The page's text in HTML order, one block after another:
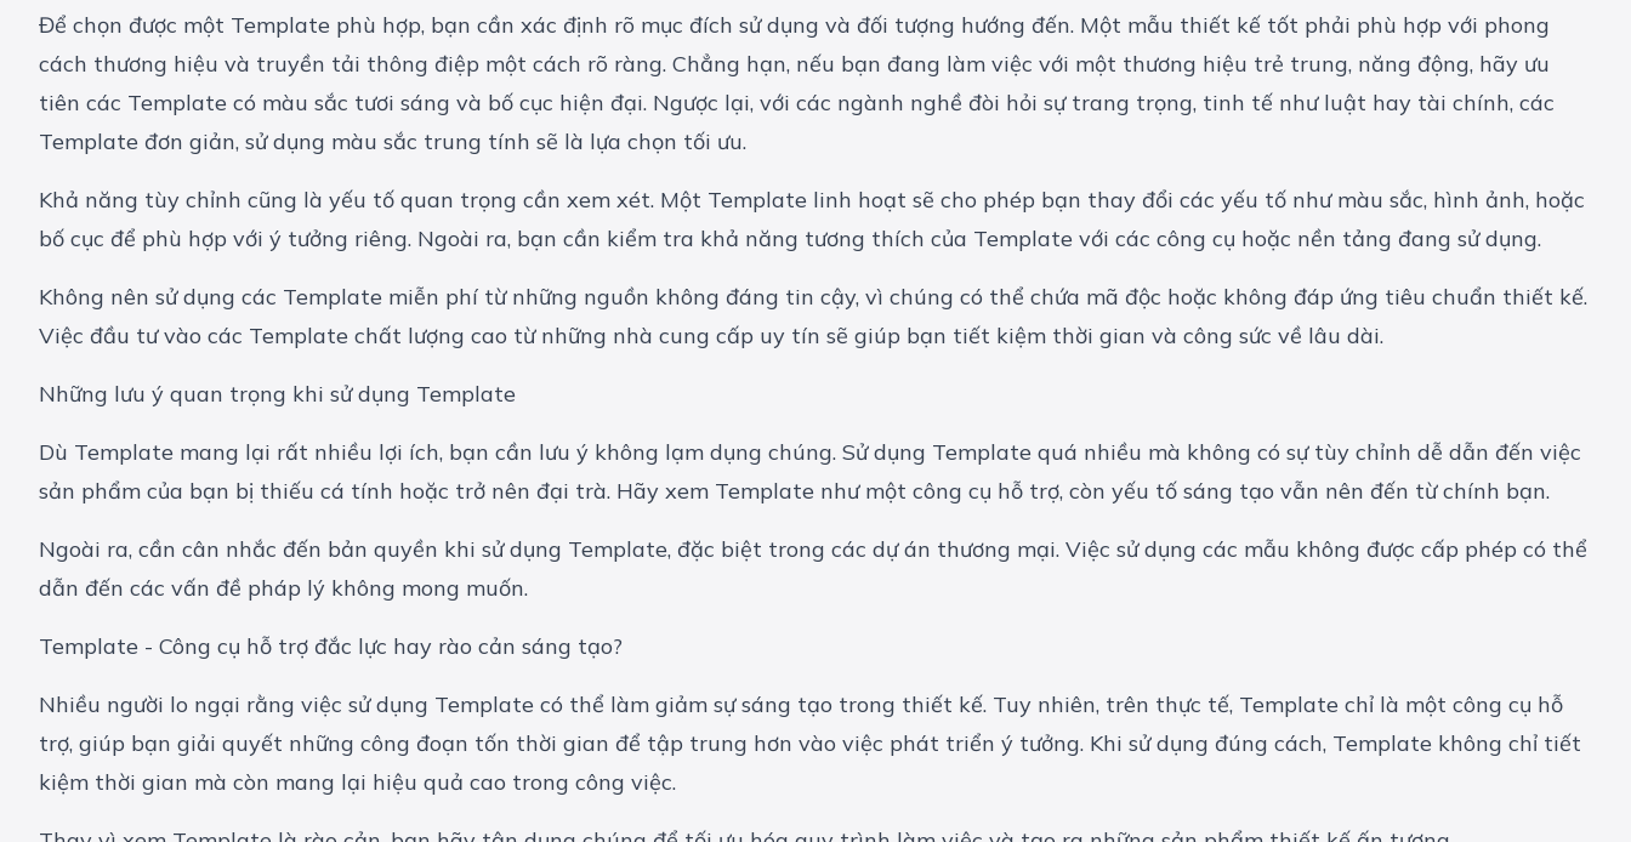
Để chọn được một Template phù hợp, bạn cần xác định rõ mục đích sử dụng và đối tượng hướng đến. Một mẫu thiết kế tốt phải phù hợp với phong
cách thương hiệu và truyền tải thông điệp một cách rõ ràng. Chẳng hạn, nếu bạn đang làm việc với một thương hiệu trẻ trung, năng động, hãy ưu
tiên các Template có màu sắc tươi sáng và bố cục hiện đại. Ngược lại, với các ngành nghề đòi hỏi sự trang trọng, tinh tế như luật hay tài chính, các
Template đơn giản, sử dụng màu sắc trung tính sẽ là lựa chọn tối ưu.
Khả năng tùy chỉnh cũng là yếu tố quan trọng cần xem xét. Một Template linh hoạt sẽ cho phép bạn thay đổi các yếu tố như màu sắc, hình ảnh, hoặc
bố cục để phù hợp với ý tưởng riêng. Ngoài ra, bạn cần kiểm tra khả năng tương thích của Template với các công cụ hoặc nền tảng đang sử dụng.
Không nên sử dụng các Template miễn phí từ những nguồn không đáng tin cậy, vì chúng có thể chứa mã độc hoặc không đáp ứng tiêu chuẩn thiết kế.
Việc đầu tư vào các Template chất lượng cao từ những nhà cung cấp uy tín sẽ giúp bạn tiết kiệm thời gian và công sức về lâu dài.
Những lưu ý quan trọng khi sử dụng Template
Dù Template mang lại rất nhiều lợi ích, bạn cần lưu ý không lạm dụng chúng. Sử dụng Template quá nhiều mà không có sự tùy chỉnh dễ dẫn đến việc
sản phẩm của bạn bị thiếu cá tính hoặc trở nên đại trà. Hãy xem Template như một công cụ hỗ trợ, còn yếu tố sáng tạo vẫn nên đến từ chính bạn.
Ngoài ra, cần cân nhắc đến bản quyền khi sử dụng Template, đặc biệt trong các dự án thương mại. Việc sử dụng các mẫu không được cấp phép có thể
dẫn đến các vấn đề pháp lý không mong muốn.
Template - Công cụ hỗ trợ đắc lực hay rào cản sáng tạo?
Nhiều người lo ngại rằng việc sử dụng Template có thể làm giảm sự sáng tạo trong thiết kế. Tuy nhiên, trên thực tế, Template chỉ là một công cụ hỗ
trợ, giúp bạn giải quyết những công đoạn tốn thời gian để tập trung hơn vào việc phát triển ý tưởng. Khi sử dụng đúng cách, Template không chỉ tiết
kiệm thời gian mà còn mang lại hiệu quả cao trong công việc.